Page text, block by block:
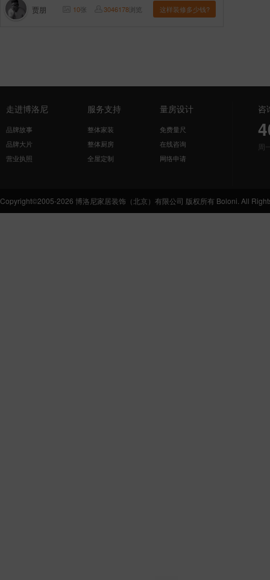
贾朋 10张 3046178浏览 这样装修多少钱?
走进博洛尼
品牌故事
品牌大片
营业执照
服务支持
整体家装
整体厨房
全屋定制
量房设计
免费量尺
在线咨询
网络申请
咨
周
Copyright©2005-2026 博洛尼家居装饰（北京）有限公司 版权所有 Boloni. All